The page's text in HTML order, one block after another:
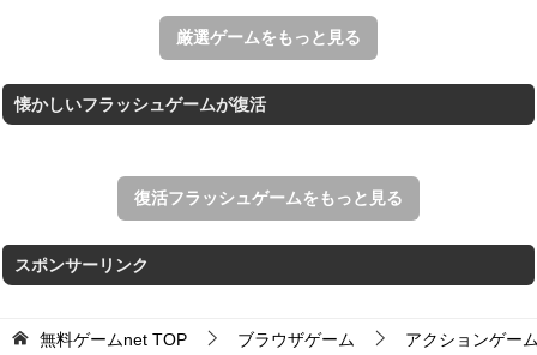
すべての矢印を画面外へ導くパズルゲーム。
厳選ゲームをもっと見る
懐かしいフラッシュゲームが復活
復活フラッシュゲームをもっと見る
スポンサーリンク
無料ゲームnet TOP ブラウザゲーム アクションゲー